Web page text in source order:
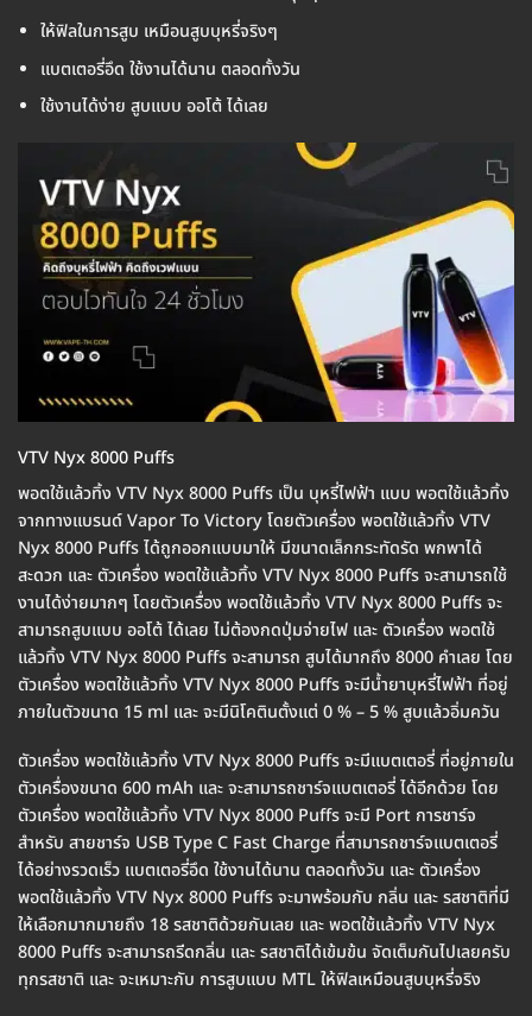
ให้ฟิลในการสูบ เหมือนสูบบุหรี่จริงๆ
แบตเตอรี่อึด ใช้งานได้นาน ตลอดทั้งวัน
ใช้งานได้ง่าย สูบแบบ ออโต้ ได้เลย
VTV Nyx 8000 Puffs
พอตใช้แล้วทิ้ง VTV Nyx 8000 Puffs เป็น บุหรี่ไฟฟ้า แบบ พอตใช้แล้วทิ้ง
จากทางแบรนด์ Vapor To Victory โดยตัวเครื่อง พอตใช้แล้วทิ้ง VTV
Nyx 8000 Puffs ได้ถูกออกแบบมาให้ มีขนาดเล็กกระทัดรัด พกพาได้
สะดวก และ ตัวเครื่อง พอตใช้แล้วทิ้ง VTV Nyx 8000 Puffs จะสามารถใช้
งานได้ง่ายมากๆ โดยตัวเครื่อง พอตใช้แล้วทิ้ง VTV Nyx 8000 Puffs จะ
สามารถสูบแบบ ออโต้ ได้เลย ไม่ต้องกดปุ่มจ่ายไฟ และ ตัวเครื่อง พอตใช้
แล้วทิ้ง VTV Nyx 8000 Puffs จะสามารถ สูบได้มากถึง 8000 คำเลย โดย
ตัวเครื่อง พอตใช้แล้วทิ้ง VTV Nyx 8000 Puffs จะมีน้ำยาบุหรี่ไฟฟ้า ที่อยู่
ภายในตัวขนาด 15 ml และ จะมีนิโคตินตั้งแต่ 0 % – 5 % สูบแล้วอิ่มควัน
ตัวเครื่อง พอตใช้แล้วทิ้ง VTV Nyx 8000 Puffs จะมีแบตเตอรี่ ที่อยู่ภายใน
ตัวเครื่องขนาด 600 mAh และ จะสามารถชาร์จแบตเตอรี่ ได้อีกด้วย โดย
ตัวเครื่อง พอตใช้แล้วทิ้ง VTV Nyx 8000 Puffs จะมี Port การชาร์จ
สำหรับ สายชาร์จ USB Type C Fast Charge ที่สามารถชาร์จแบตเตอรี่
ได้อย่างรวดเร็ว แบตเตอรี่อึด ใช้งานได้นาน ตลอดทั้งวัน และ ตัวเครื่อง
พอตใช้แล้วทิ้ง VTV Nyx 8000 Puffs จะมาพร้อมกับ กลิ่น และ รสชาติที่มี
ให้เลือกมากมายถึง 18 รสชาติด้วยกันเลย และ พอตใช้แล้วทิ้ง VTV Nyx
8000 Puffs จะสามารถรีดกลิ่น และ รสชาติได้เข้มข้น จัดเต็มกันไปเลยครับ
ทุกรสชาติ และ จะเหมาะกับ การสูบแบบ MTL ให้ฟิลเหมือนสูบบุหรี่จริง